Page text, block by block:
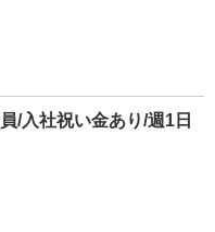
/入社祝い金あり/週1日